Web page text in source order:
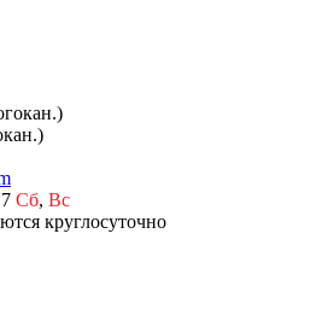
Сб, Вс
круглосуточно